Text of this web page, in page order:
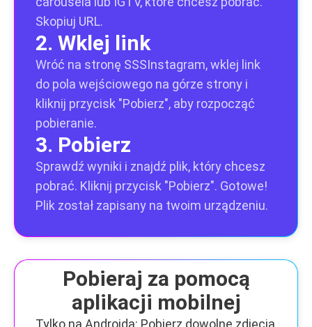
Skopiuj URL.
2. Wklej link
Wróć na stronę SSSInstagram, wklej link
do pola wejściowego na górze strony i
kliknij przycisk "Pobierz", aby rozpocząć
pobieranie.
3. Pobierz
Sprawdź wyniki i znajdź plik, który chcesz
pobrać. Kliknij przycisk "Pobierz". Gotowe!
Plik został zapisany na twoim urządzeniu.
Pobieraj za pomocą
aplikacji mobilnej
Tylko na Androida: Pobierz dowolne zdjęcia,